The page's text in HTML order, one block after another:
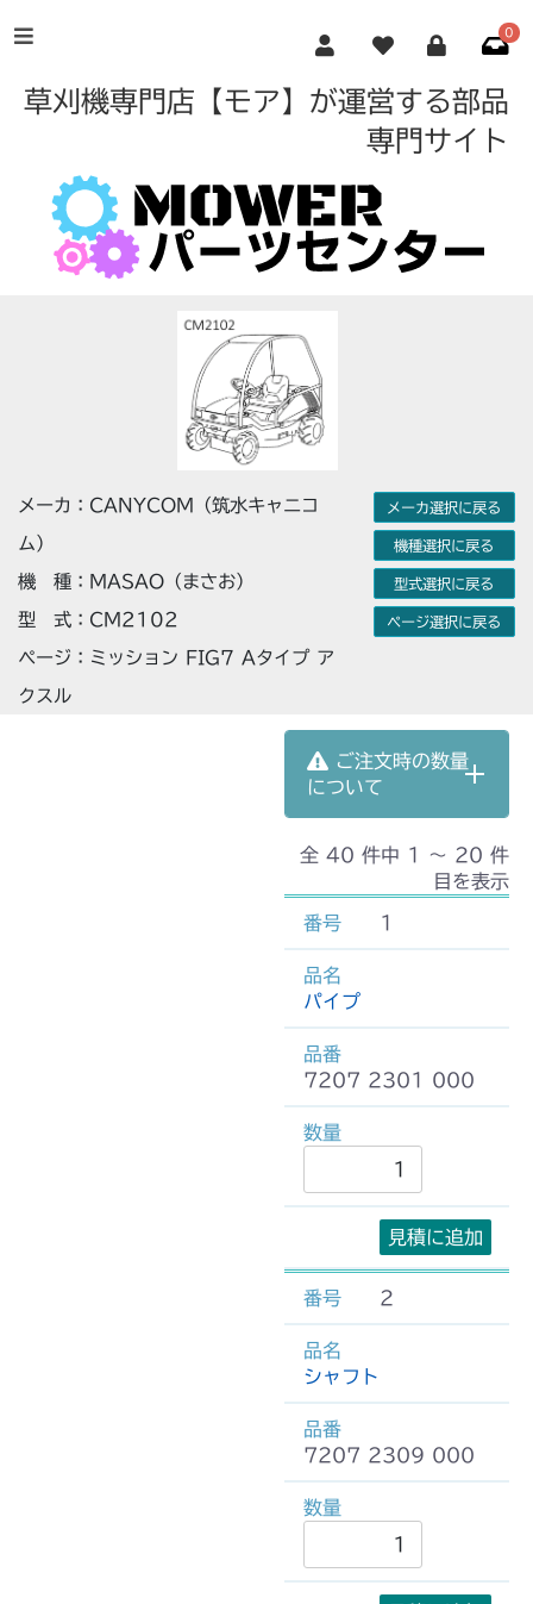
0
草刈機専門店【モア】が運営する部品
専門サイト
メーカ：CANYCOM（筑水キャニコ
ム）
機 種：MASAO（まさお）
型 式：CM2102
ページ：ミッション FIG7 Aタイプ ア
クスル
メーカ選択に戻る
機種選択に戻る
型式選択に戻る
ページ選択に戻る
ご注文時の数量
について
全 40 件中 1 〜 20 件
目を表示
1
パイプ
7207 2301 000
見積に追加
2
シャフト
7207 2309 000